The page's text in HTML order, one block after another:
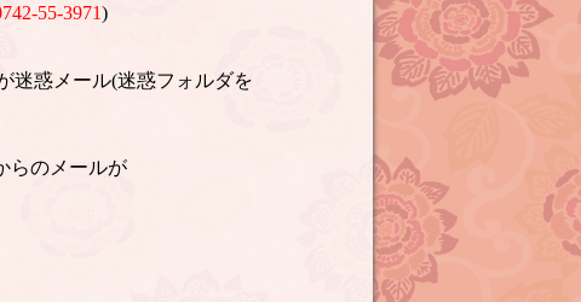
55-3971)
迷惑メール(迷惑フォルダを
らのメールが